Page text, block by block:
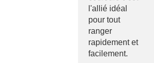
l'allié idéal
pour tout
ranger
rapidement et
facilement.